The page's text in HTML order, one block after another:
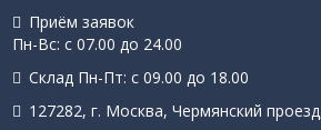
Приём заявок
Пн-Вс: с 07.00 до 24.00
Склад Пн-Пт: с 09.00 до 18.00
127282, г. Москва, Чермянский